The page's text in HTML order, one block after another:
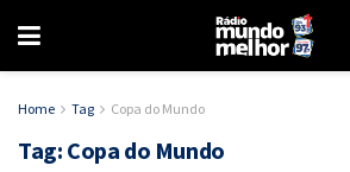
Home Tag Copa do Mundo
Tag: Copa do Mundo